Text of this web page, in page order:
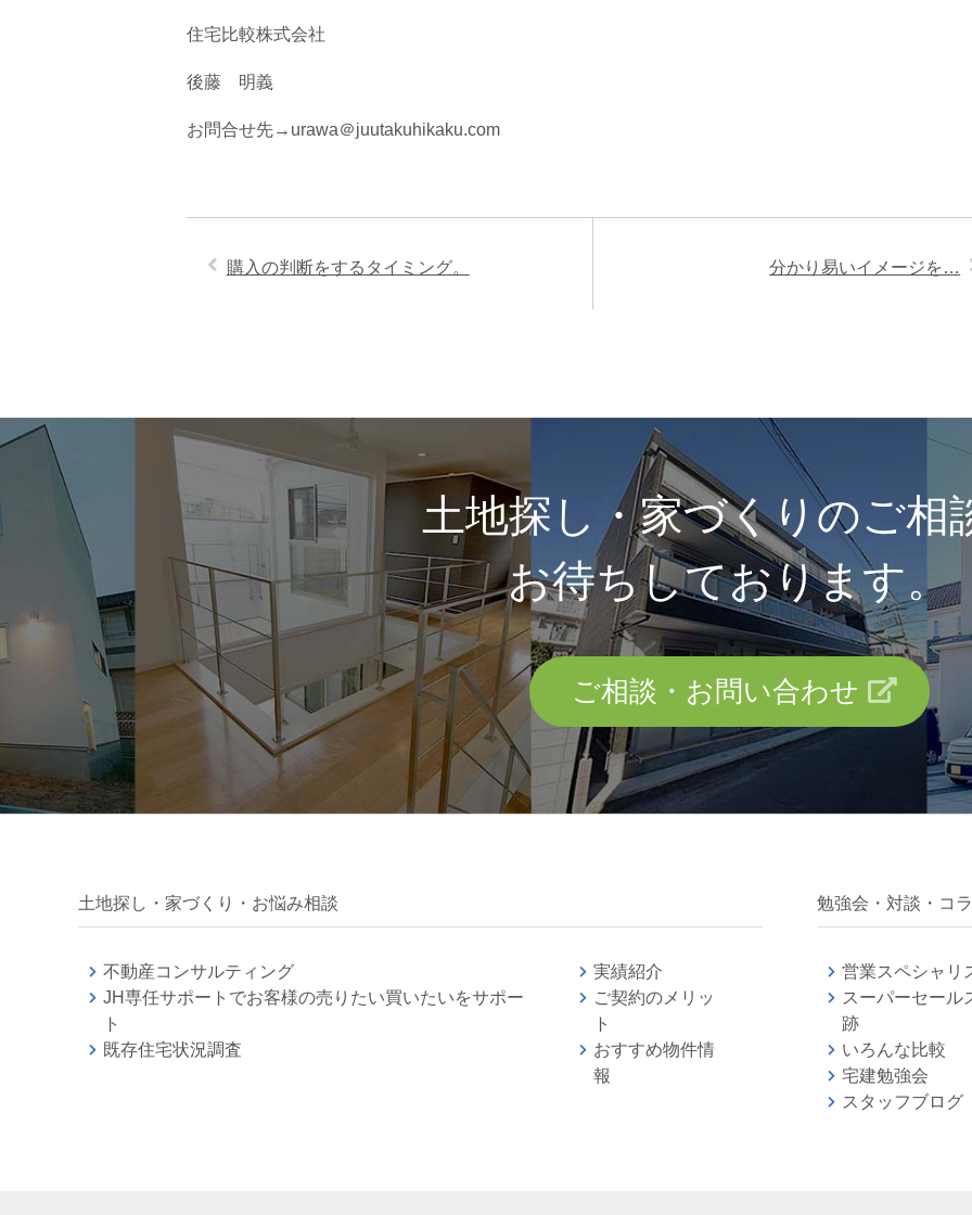
住宅比較株式会社
後藤 明義
お問合せ先→urawa＠juutakuhikaku.com
購入の判断をするタイミング。 分かり易いイメージを…
土地探し・家づくりのご相
お待ちしております。
ご相談・お問い合わせ
土地探し・家づくり・お悩み相談
不動産コンサルティング
JH専任サポートでお客様の売りたい買いたいをサポー
ト
既存住宅状況調査
実績紹介
ご契約のメリッ
ト
おすすめ物件情
報
勉強会・対談・コ
営業スペシャリ
スーパーセール
跡
いろんな比較
宅建勉強
スタッフブログ